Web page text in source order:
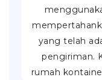
yang telah
pengiriman.
rumah